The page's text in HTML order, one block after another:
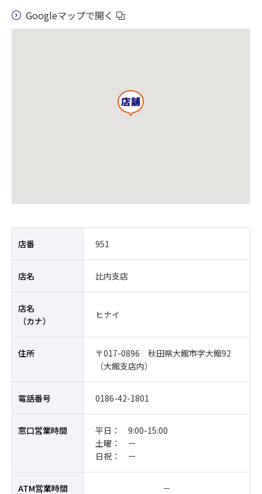
Googleマップで開く
店番 951
店名 比内支店
店名
（カナ）
ヒナイ
住所
〒017-0896 秋田県大館市字大館92
（大館支店内）
電話番号 0186-42-1801
窓口営業時間
平日： 9:00-15:00
土曜： ー
日祝： ー
ATM営業時間 －